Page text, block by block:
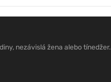
nezávislá žena alebo tínedžer.